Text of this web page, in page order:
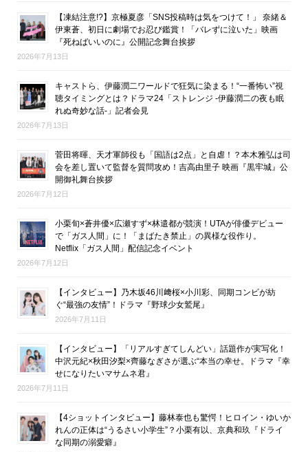
【凍結注意!?】京極夏彦「SNS投稿時は気をつけて！」 奈緒＆
伊東蒼、初日に劇場でお忍び鑑賞！「バレずに泣いた」映画
『死ねばいいのに』公開記念舞台挨拶
2026年7月13日
キャストら、伊藤潤二ワールドで狂気に染まる！“一番怖い”視
聴タイミングとは？ドラマ24「ストレンジ -伊藤潤二の夜も眠
れぬ奇妙な話-」記者会見
2026年7月13日
菅田将暉、天才軍師役も「国語は2点」と自虐！？本木雅弘は司
会を差し置いて監督を質問攻め！吉高由里子 映画『黒牢城』公
開御礼舞台挨拶
2026年7月12日
小栗旬×蒼井優×広瀬すず×林遣都が競演！UTAが俳優デビュー
で「ガス人間」に！「まばたき禁止」の異様な役作り。
Netflix「ガス人間」配信記念イベント
2026年7月12日
【インタビュー】乃木坂46川﨑桜×小川彩、同期コンビが紡
ぐ“最強の友情”！ドラマ『野球少女鷲尾』
2026年7月11日
【インタビュー】「リアルすぎてしんどい」話題作が実写化！
中沢元紀×秋田汐梨×齊藤なぎさが選ぶ“本当の幸せ。ドラマ『幸
せになりたいマサムネ君』
2026年7月11日
【4ショットインタビュー】藤林泰也も驚愕！ヒロイン・ゆいか
れんの正体は“うるさい小学生”？小栗有以、京典和玖『ドライ
な同期の溺愛癖』